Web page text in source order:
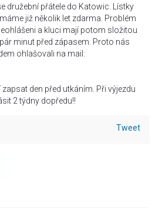
družební přátele do Katowic. Lístky
již několik let zdarma. Problém
a kluci mají potom složitou
minut před zápasem. Proto nás
ohlašovali na mail:
den před utkáním. Při výjezdu
2 týdny dopředu!!
Tweet